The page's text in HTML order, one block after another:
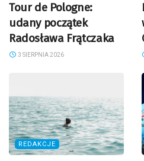
Tour de Pologne:
udany początek
Radosława Frątczaka
3 SIERPNIA 2026
REDAKCJE